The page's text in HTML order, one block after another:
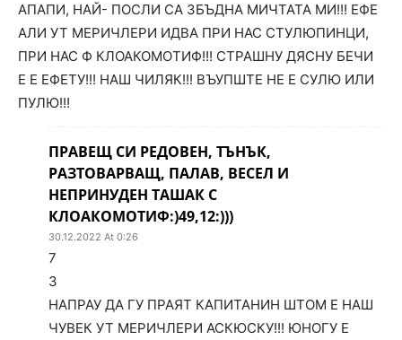
АПАПИ, НАЙ- ПОСЛИ СА ЗБЪДНА МИЧТАТА МИ!!! ЕФЕ
АЛИ УТ МЕРИЧЛЕРИ ИДВА ПРИ НАС СТУЛЮПИНЦИ,
ПРИ НАС Ф КЛОАКОМОТИФ!!! СТРАШНУ ДЯСНУ БЕЧИ
Е Е ЕФЕТУ!!! НАШ ЧИЛЯК!!! ВЪУПШТЕ НЕ Е СУЛЮ ИЛИ
ПУЛЮ!!!
ПРАВЕЩ СИ РЕДОВЕН, ТЪНЪК,
РАЗТОВАРВАЩ, ПАЛАВ, ВЕСЕЛ И
НЕПРИНУДЕН ТАШАК С
КЛОАКОМОТИФ:)49,12:)))
30.12.2022 At 0:26
7
3
НАПРАУ ДА ГУ ПРАЯТ КАПИТАНИН ШТОМ Е НАШ
ЧУВЕК УТ МЕРИЧЛЕРИ АСКЮСКУ!!! ЮНОГУ Е